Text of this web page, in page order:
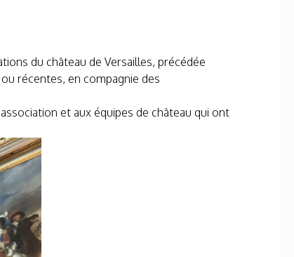
du château de Versailles, précédée
récentes, en compagnie des
et aux équipes de château qui ont